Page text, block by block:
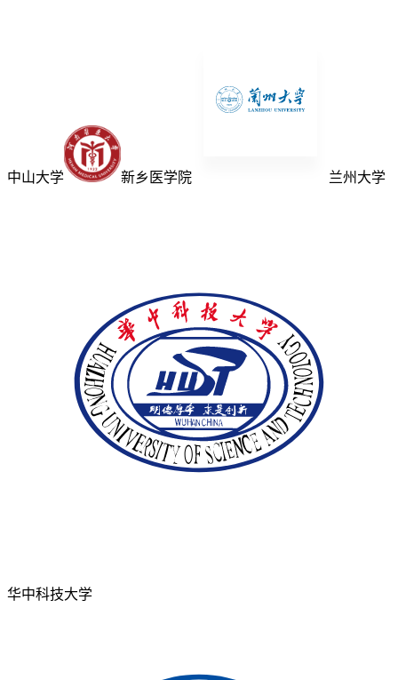
中山大学 新乡医学院 兰州大学
华中科技大学